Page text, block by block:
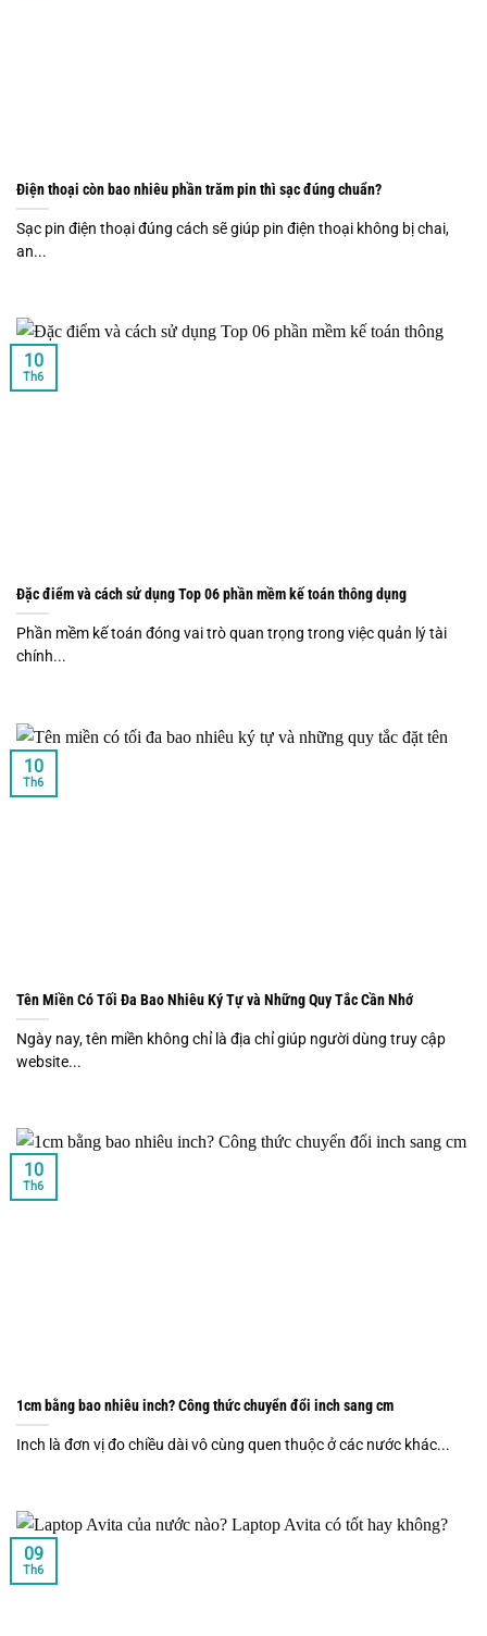
Điện thoại còn bao nhiêu phần trăm pin thì sạc đúng chuẩn?
Sạc pin điện thoại đúng cách sẽ giúp pin điện thoại không bị chai,
an...
Đặc điểm và cách sử dụng Top 06 phần mềm kế toán thông dụng
Phần mềm kế toán đóng vai trò quan trọng trong việc quản lý tài
chính...
10
Th6
Tên Miền Có Tối Đa Bao Nhiêu Ký Tự và Những Quy Tắc Cần Nhớ
Ngày nay, tên miền không chỉ là địa chỉ giúp người dùng truy cập
website...
10
Th6
1cm bằng bao nhiêu inch? Công thức chuyển đổi inch sang cm
Inch là đơn vị đo chiều dài vô cùng quen thuộc ở các nước khác...
10
Th6
09
Th6